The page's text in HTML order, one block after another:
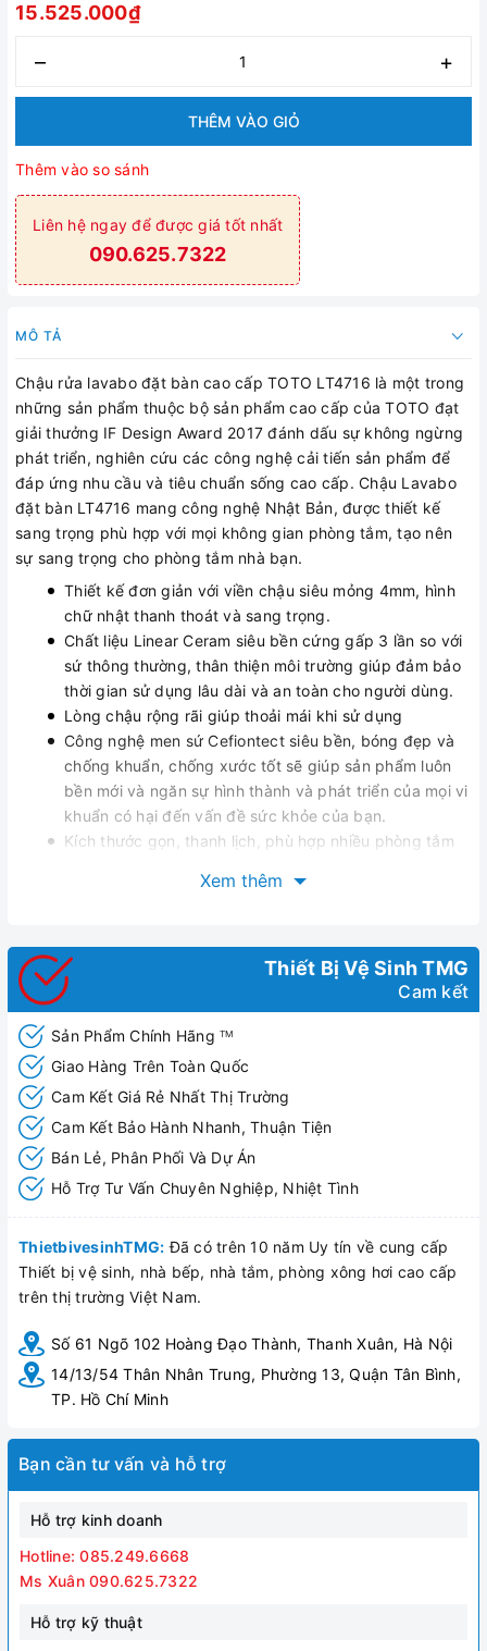
15.525.000₫
– +
THÊM VÀO GIỎ
Thêm vào so sánh
Liên hệ ngay để được giá tốt nhất
090.625.7322
MÔ TẢ
Chậu rửa lavabo đặt bàn cao cấp TOTO LT4716 là một trong
những sản phẩm thuộc bộ sản phẩm cao cấp của TOTO đạt
giải thưởng IF Design Award 2017 đánh dấu sự không ngừng
phát triển, nghiên cứu các công nghệ cải tiến sản phẩm để
đáp ứng nhu cầu và tiêu chuẩn sống cao cấp. Chậu Lavabo
đặt bàn LT4716 mang công nghệ Nhật Bản, được thiết kế
sang trọng phù hợp với mọi không gian phòng tắm, tạo nên
sự sang trọng cho phòng tắm nhà bạn.
Thiết kế đơn giản với viền chậu siêu mỏng 4mm, hình
chữ nhật thanh thoát và sang trọng.
Chất liệu Linear Ceram siêu bền cứng gấp 3 lần so với
sứ thông thường, thân thiện môi trường giúp đảm bảo
thời gian sử dụng lâu dài và an toàn cho người dùng.
Lòng chậu rộng rãi giúp thoải mái khi sử dụng
Công nghệ men sứ Cefiontect siêu bền, bóng đẹp và
chống khuẩn, chống xước tốt sẽ giúp sản phẩm luôn
bền mới và ngăn sự hình thành và phát triển của mọi vi
khuẩn có hại đến vấn đề sức khỏe của bạn.
Kích thước gọn, thanh lịch, phù hợp nhiều phòng tắm
Dễ dàng vận chuyển, lắp đặt, sử dụng sản phẩm.
Xem thêm
Thiết Bị Vệ Sinh TMG
Cam kết
Sản Phẩm Chính Hãng TM
Giao Hàng Trên Toàn Quốc
Cam Kết Giá Rẻ Nhất Thị Trường
Cam Kết Bảo Hành Nhanh, Thuận Tiện
Bán Lẻ, Phân Phối Và Dự Án
Hỗ Trợ Tư Vấn Chuyên Nghiệp, Nhiệt Tình
ThietbivesinhTMG: Đã có trên 10 năm Uy tín về cung cấp
Thiết bị vệ sinh, nhà bếp, nhà tắm, phòng xông hơi cao cấp
trên thị trường Việt Nam.
Số 61 Ngõ 102 Hoàng Đạo Thành, Thanh Xuân, Hà Nội
14/13/54 Thân Nhân Trung, Phường 13, Quận Tân Bình,
TP. Hồ Chí Minh
Bạn cần tư vấn và hỗ trợ
Hỗ trợ kinh doanh
Hotline: 085.249.6668
Ms Xuân 090.625.7322
Hỗ trợ kỹ thuật